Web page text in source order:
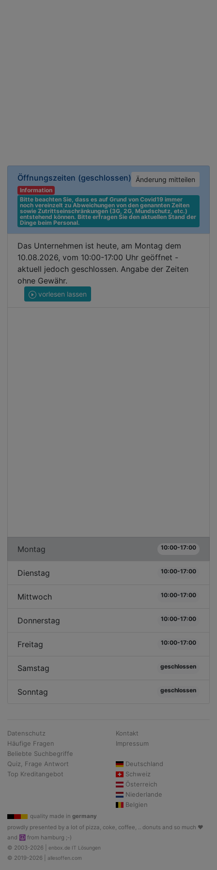
Öffnungszeiten (geschlossen) Änderung mitteilen
Information
Bitte beachten Sie, dass es auf Grund von Covid19 immer
noch vereinzelt zu Abweichungen von den genannten Zeiten
sowie Zutrittseinschränkungen (3G, 2G, Mundschutz, etc.)
entstehend können. Bitte erfragen Sie den aktuellen Stand der
Dinge beim Personal.
Das Unternehmen ist heute, am Montag dem
10.08.2026, vom 10:00-17:00 Uhr geöffnet -
aktuell jedoch geschlossen. Angabe der Zeiten
ohne Gewähr.
vorlesen lassen
Montag 10:00-17:00
Dienstag 10:00-17:00
Mittwoch 10:00-17:00
Donnerstag 10:00-17:00
Freitag 10:00-17:00
Samstag geschlossen
Sonntag geschlossen
Datenschutz
Häufige Fragen
Beliebte Suchbegriffe
Quiz, Frage Antwort
Top Kreditangebot
Kontakt
Impressum
Deutschland
Schweiz
Österreich
Niederlande
Belgien
quality made in germany
prowdly presented by a lot of pizza, coke, coffee, .. donuts and so much ♥
and ☮ from hamburg ;-)
© 2003-2026 | enbox.de IT Lösungen
© 2019-2026 | allesoffen.com